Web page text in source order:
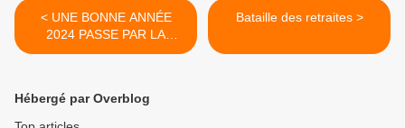
< UNE BONNE ANNÉE
2024 PASSE PAR LA
LUTTE !
Bataille des retraites >
Hébergé par Overblog